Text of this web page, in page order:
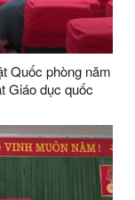
Quốc phòng năm
Giáo dục quốc